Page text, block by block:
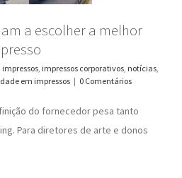
a escolher a melhor
impressos impressos corporativos notícias
em impressos | 0 Comentários
do fornecedor pesa tanto
Para diretores de arte e donos